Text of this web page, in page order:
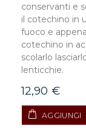
conservanti e
il cotechino in
fuoco e
cotechino in
scolarlo
lenticchie.
12,90 €
AGGIUNGI